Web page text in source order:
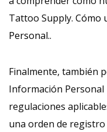
Tattoo Supply. Cómo
Personal..
Finalmente, también
Información Personal
regulaciones
una orden de